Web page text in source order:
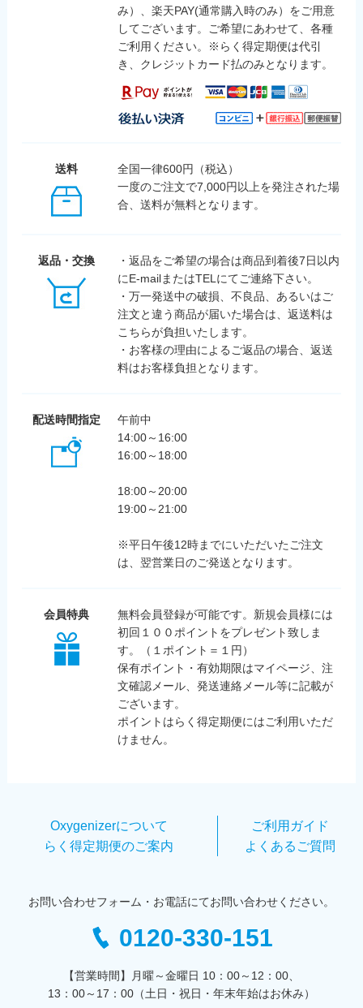
み）、楽天PAY(通常購入時のみ）をご用意
してございます。ご希望にあわせて、各種
ご利用ください。※らく得定期便は代引
き、クレジットカード払のみとなります。
送料
全国一律600円（税込）
一度のご注文で7,000円以上を発注された場
合、送料が無料となります。
返品・交換
・返品をご希望の場合は商品到着後7日以内
にE-mailまたはTELにてご連絡下さい。
・万一発送中の破損、不良品、あるいはご
注文と違う商品が届いた場合は、返送料は
こちらが負担いたします。
・お客様の理由によるご返品の場合、返送
料はお客様負担となります。
配送時間指定
午前中
14:00～16:00
16:00～18:00
18:00～20:00
19:00～21:00
※平日午後12時までにいただいたご注文
は、翌営業日のご発送となります。
会員特典
無料会員登録が可能です。新規会員様には
初回１００ポイントをプレゼント致しま
す。（１ポイント＝１円）
保有ポイント・有効期限はマイページ、注
文確認メール、発送連絡メール等に記載が
ございます。
ポイントはらく得定期便にはご利用いただ
けません。
Oxygenizerについて
ご利用ガイド
らく得定期便のご案内
よくあるご質問
お問い合わせフォーム・お電話にてお問い合わせください。
0120-330-151
【営業時間】月曜～金曜日 10：00～12：00、
13：00～17：00（土日・祝日・年末年始はお休み）